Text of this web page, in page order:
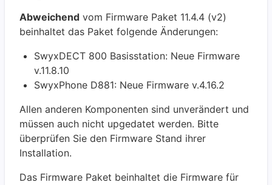
Abweichend vom Firmware Paket 11.4.4 (v2)
beinhaltet das Paket folgende Änderungen:
SwyxDECT 800 Basisstation: Neue Firmware
v.11.8.10
SwyxPhone D881: Neue Firmware v.4.16.2
Allen anderen Komponenten sind unverändert und
müssen auch nicht upgedatet werden. Bitte
überprüfen Sie den Firmware Stand ihrer
Installation.
Das Firmware Paket beinhaltet die Firmware für